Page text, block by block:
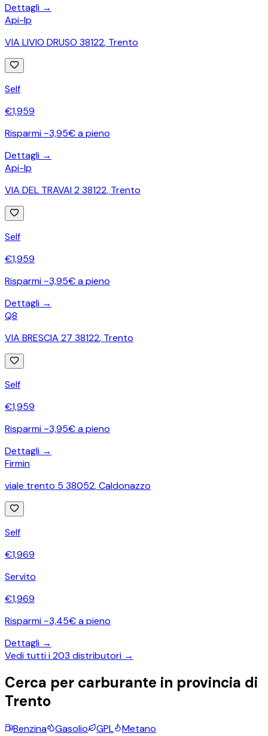
Dettagli →
Api-Ip
VIA LIVIO DRUSO 38122, Trento
Self
€1,959
Risparmi ~3,95€ a pieno
Dettagli →
Api-Ip
VIA DEL TRAVAI 2 38122, Trento
Self
€1,959
Risparmi ~3,95€ a pieno
Dettagli →
Q8
VIA BRESCIA 27 38122, Trento
Self
€1,959
Risparmi ~3,95€ a pieno
Dettagli →
Firmin
viale trento 5 38052,Caldonazzo
Self
€1,969
Servito
€1,969
Risparmi ~3,45€ a pieno
Dettagli →
Vedi tutti i203 distributori →
Cerca per carburante in provincia di
Trento
Benzina Gasolio GPL Metano